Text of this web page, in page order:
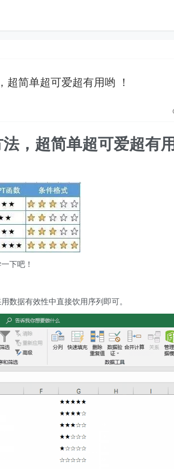
简单超可爱超有用哟 ！
，超简单超可爱超有
下吧！
数据有效性中直接饮用序列即可。